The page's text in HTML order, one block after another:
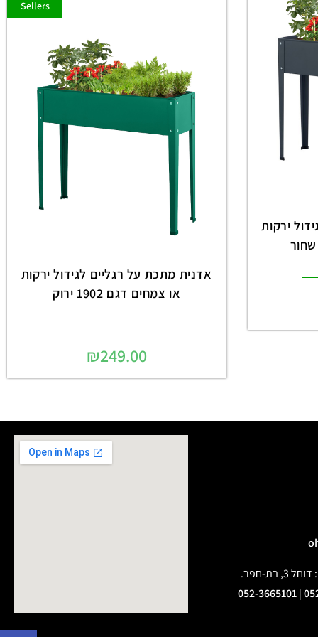
ירקות
Sellers
אדנית מתכת על רגליים לגידול ירקות
או צמחים דגם 1902 ירוק
₪249.00
חפר.
|
052-3665101